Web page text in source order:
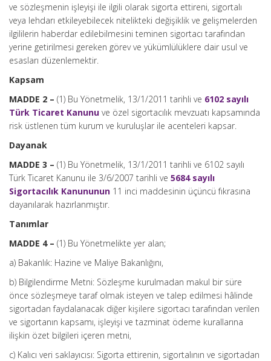
ve sözleşmenin işleyişi ile ilgili olarak sigorta ettireni, sigortalı
veya lehdarı etkileyebilecek nitelikteki değişiklik ve gelişmelerden
ilgililerin haberdar edilebilmesini teminen sigortacı tarafından
yerine getirilmesi gereken görev ve yükümlülüklere dair usul ve
esasları düzenlemektir.
Kapsam
MADDE 2 – (1) Bu Yönetmelik, 13/1/2011 tarihli ve 6102 sayılı
Türk Ticaret Kanunu ve özel sigortacılık mevzuatı kapsamında
risk üstlenen tüm kurum ve kuruluşlar ile acenteleri kapsar.
Dayanak
MADDE 3 – (1) Bu Yönetmelik, 13/1/2011 tarihli ve 6102 sayılı
Türk Ticaret Kanunu ile 3/6/2007 tarihli ve 5684 sayılı
Sigortacılık Kanununun 11 inci maddesinin üçüncü fıkrasına
dayanılarak hazırlanmıştır.
Tanımlar
MADDE 4 – (1) Bu Yönetmelikte yer alan;
a) Bakanlık: Hazine ve Maliye Bakanlığını,
b) Bilgilendirme Metni: Sözleşme kurulmadan makul bir süre
önce sözleşmeye taraf olmak isteyen ve talep edilmesi hâlinde
sigortadan faydalanacak diğer kişilere sigortacı tarafından verilen
ve sigortanın kapsamı, işleyişi ve tazminat ödeme kurallarına
ilişkin özet bilgileri içeren metni,
c) Kalıcı veri saklayıcısı: Sigorta ettirenin, sigortalının ve sigortadan